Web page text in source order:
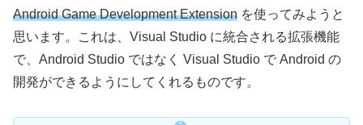
Android Game Development Extension を使ってみようと
思います。これは、Visual Studio に統合される拡張機能
で、Android Studio ではなく Visual Studio で Android の
開発ができるようにしてくれるものです。